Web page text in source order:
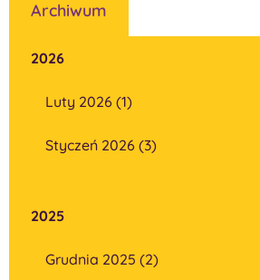
Archiwum
2026
Luty 2026 (1)
Styczeń 2026 (3)
2025
Grudnia 2025 (2)